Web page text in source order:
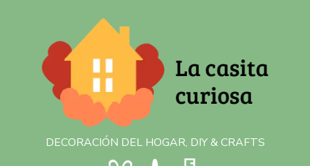
DECORACIÓN DEL HOGAR, DIY & CRAFTS